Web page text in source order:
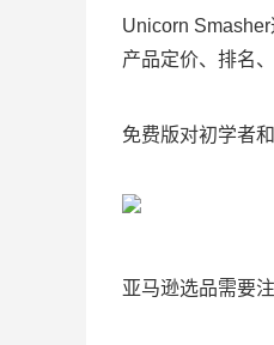
Unicorn
产品定价、排名
免费版对初学者
亚马逊选品需要